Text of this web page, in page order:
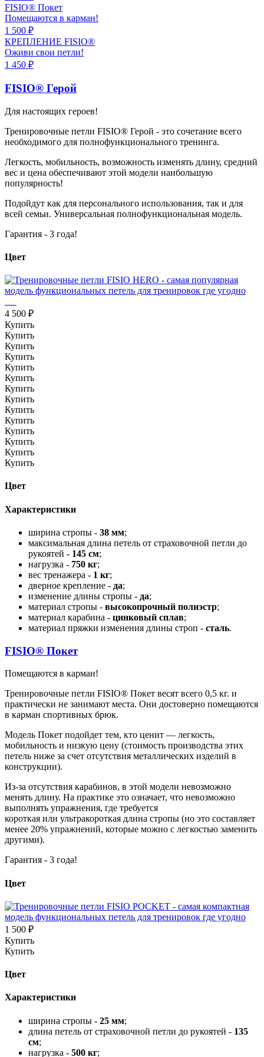
FISIO® Покет
Помещаются в карман!
1 500 ₽
КРЕПЛЕНИЕ FISIO®
Оживи свои петли!
1 450 ₽
FISIO® Герой
Для настоящих героев!
Тренировочные петли FISIO® Герой - это сочетание всего
необходимого для полнофункционального тренинга.
Легкость, мобильность, возможность изменять длину, средний
вес и цена обеспечивают этой модели наибольшую
популярность!
Подойдут как для персонального использования, так и для
всей семьи. Универсальная полнофункциональная модель.
Гарантия - 3 года!
Цвет
4 500 ₽
Купить
Купить
Купить
Купить
Купить
Купить
Купить
Купить
Купить
Купить
Купить
Купить
Купить
Купить
Цвет
Характеристики
ширина стропы - 38 мм;
максимальная длина петель от страховочной петли до
рукоятей - 145 см;
нагрузка - 750 кг;
вес тренажера - 1 кг;
дверное крепление - да;
изменение длины стропы - да;
материал стропы - высокопрочный полиэстр;
материал карабина - цинковый сплав;
материал пряжки изменения длины строп - сталь.
FISIO® Покет
Помещаются в карман!
Тренировочные петли FISIO® Покет весят всего 0,5 кг. и
практически не занимают места. Они достоверно помещаются
в карман спортивных брюк.
Модель Покет подойдет тем, кто ценит — легкость,
мобильность и низкую цену (стоимость производства этих
петель ниже за счет отсутствия металлических изделий в
конструкции).
Из-за отсутствия карабинов, в этой модели невозможно
менять длину. На практике это означает, что невозможно
выполнять упражнения, где требуется
короткая или ультракороткая длина стропы (но это составляет
менее 20% упражнений, которые можно с легкостью заменить
другими).
Гарантия - 3 года!
Цвет
1 500 ₽
Купить
Купить
Цвет
Характеристики
ширина стропы - 25 мм;
длина петель от страховочной петли до рукоятей - 135
см;
нагрузка - 500 кг;